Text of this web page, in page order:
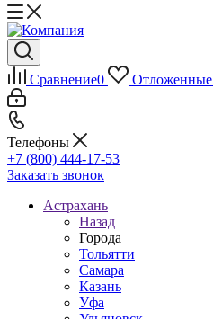
Сравнение0 Отложенные
Телефоны
+7 (800) 444-17-53
Заказать звонок
Астрахань
Назад
Города
Тольятти
Самара
Казань
Уфа